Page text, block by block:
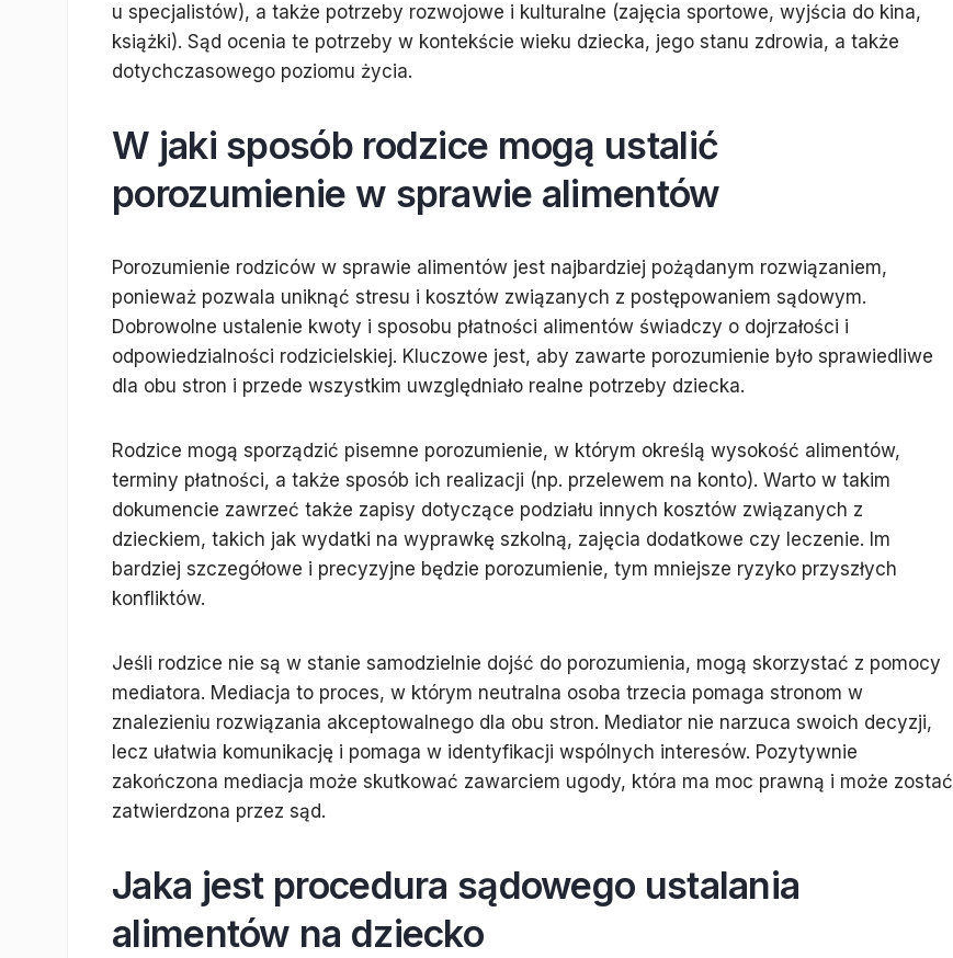
u specjalistów), a także potrzeby rozwojowe i kulturalne (zajęcia sportowe, wyjścia do kina,
książki). Sąd ocenia te potrzeby w kontekście wieku dziecka, jego stanu zdrowia, a także
dotychczasowego poziomu życia.
W jaki sposób rodzice mogą ustalić
porozumienie w sprawie alimentów
Porozumienie rodziców w sprawie alimentów jest najbardziej pożądanym rozwiązaniem,
ponieważ pozwala uniknąć stresu i kosztów związanych z postępowaniem sądowym.
Dobrowolne ustalenie kwoty i sposobu płatności alimentów świadczy o dojrzałości i
odpowiedzialności rodzicielskiej. Kluczowe jest, aby zawarte porozumienie było sprawiedliwe
dla obu stron i przede wszystkim uwzględniało realne potrzeby dziecka.
Rodzice mogą sporządzić pisemne porozumienie, w którym określą wysokość alimentów,
terminy płatności, a także sposób ich realizacji (np. przelewem na konto). Warto w takim
dokumencie zawrzeć także zapisy dotyczące podziału innych kosztów związanych z
dzieckiem, takich jak wydatki na wyprawkę szkolną, zajęcia dodatkowe czy leczenie. Im
bardziej szczegółowe i precyzyjne będzie porozumienie, tym mniejsze ryzyko przyszłych
konfliktów.
Jeśli rodzice nie są w stanie samodzielnie dojść do porozumienia, mogą skorzystać z pomocy
mediatora. Mediacja to proces, w którym neutralna osoba trzecia pomaga stronom w
znalezieniu rozwiązania akceptowalnego dla obu stron. Mediator nie narzuca swoich decyzji,
lecz ułatwia komunikację i pomaga w identyfikacji wspólnych interesów. Pozytywnie
zakończona mediacja może skutkować zawarciem ugody, która ma moc prawną i może zostać
zatwierdzona przez sąd.
Jaka jest procedura sądowego ustalania
alimentów na dziecko